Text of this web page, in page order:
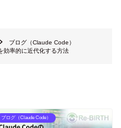
ブログ（Claude Code）
効率的に近代化する方法
ブログ（Claude Code）